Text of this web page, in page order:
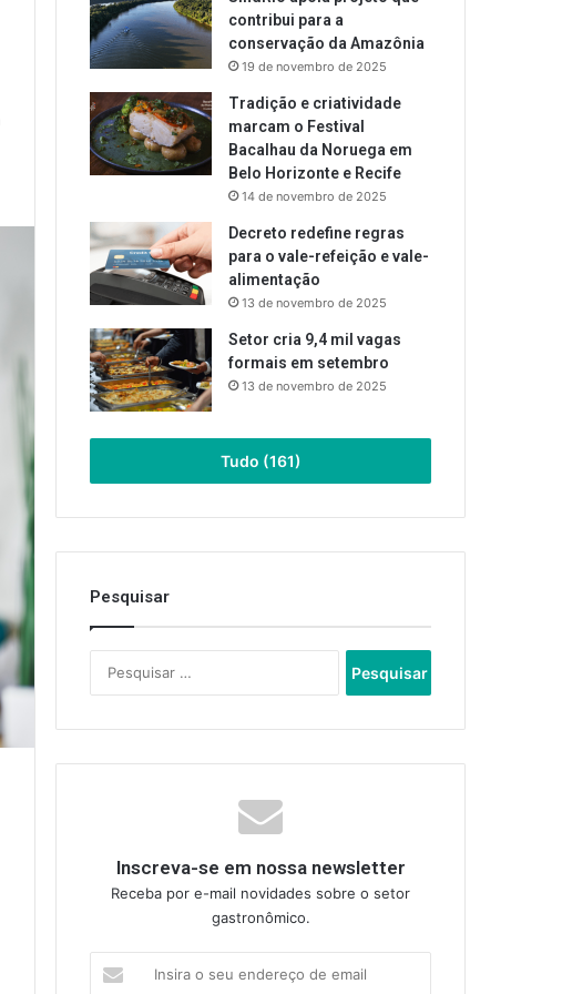
contribui para a
conservação da Amazônia
19 de novembro de 2025
Tradição e criatividade
marcam o Festival
Bacalhau da Noruega em
Belo Horizonte e Recife
14 de novembro de 2025
Decreto redefine regras
para o vale-refeição e vale-
alimentação
13 de novembro de 2025
Setor cria 9,4 mil vagas
formais em setembro
13 de novembro de 2025
Tudo (161)
Pesquisar
por:
Inscreva-se em nossa newsletter
Receba por e-mail novidades sobre o setor
gastronômico.